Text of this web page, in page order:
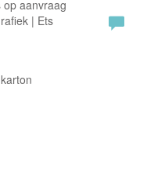
aanvraag
| Ets